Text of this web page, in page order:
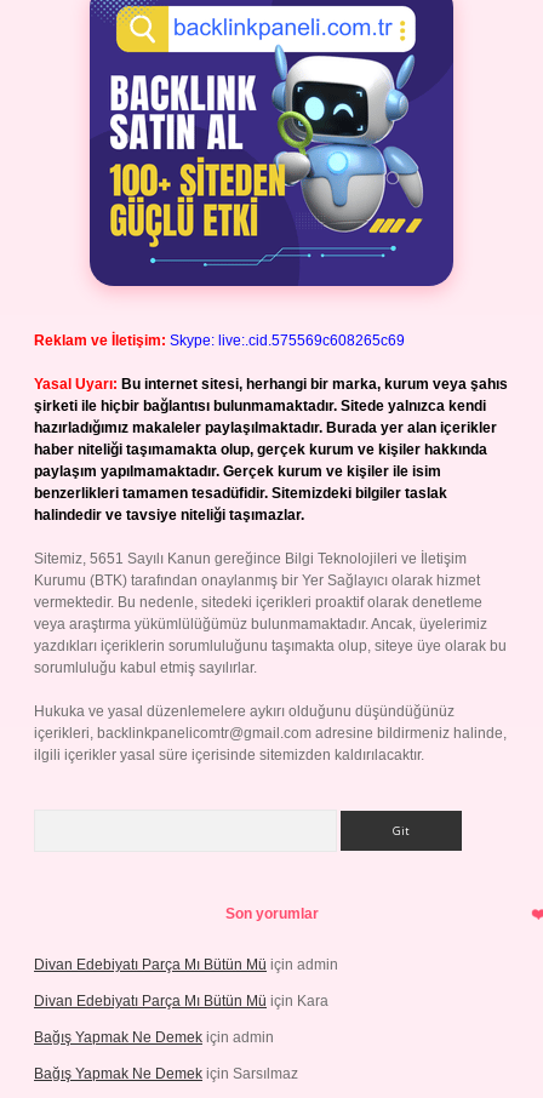
Reklam ve İletişim: Skype: live:.cid.575569c608265c69
Yasal Uyarı: Bu internet sitesi, herhangi bir marka, kurum veya şahıs
şirketi ile hiçbir bağlantısı bulunmamaktadır. Sitede yalnızca kendi
hazırladığımız makaleler paylaşılmaktadır. Burada yer alan içerikler
haber niteliği taşımamakta olup, gerçek kurum ve kişiler hakkında
paylaşım yapılmamaktadır. Gerçek kurum ve kişiler ile isim
benzerlikleri tamamen tesadüfidir. Sitemizdeki bilgiler taslak
halindedir ve tavsiye niteliği taşımazlar.
Sitemiz, 5651 Sayılı Kanun gereğince Bilgi Teknolojileri ve İletişim
Kurumu (BTK) tarafından onaylanmış bir Yer Sağlayıcı olarak hizmet
vermektedir. Bu nedenle, sitedeki içerikleri proaktif olarak denetleme
veya araştırma yükümlülüğümüz bulunmamaktadır. Ancak, üyelerimiz
yazdıkları içeriklerin sorumluluğunu taşımakta olup, siteye üye olarak bu
sorumluluğu kabul etmiş sayılırlar.
Hukuka ve yasal düzenlemelere aykırı olduğunu düşündüğünüz
içerikleri, backlinkpanelicomtr@gmail.com adresine bildirmeniz halinde,
ilgili içerikler yasal süre içerisinde sitemizden kaldırılacaktır.
Son yorumlar
Divan Edebiyatı Parça Mı Bütün Mü için admin
Divan Edebiyatı Parça Mı Bütün Mü için Kara
Bağış Yapmak Ne Demek için admin
Bağış Yapmak Ne Demek için Sarsılmaz